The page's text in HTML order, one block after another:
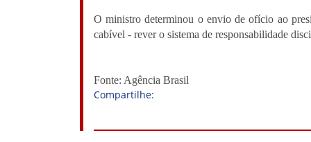
O ministro determinou o envio de ofício ao
cabível - rever o sistema de responsabilidade
Fonte: Agência Brasil
Compartilhe: